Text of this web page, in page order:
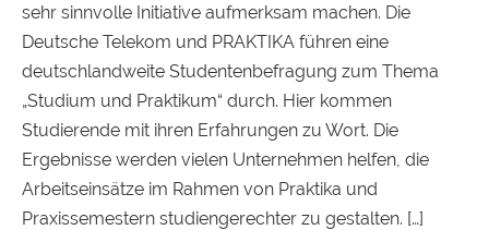
sehr sinnvolle Initiative aufmerksam machen. Die
Deutsche Telekom und PRAKTIKA führen eine
deutschlandweite Studentenbefragung zum Thema
„Studium und Praktikum“ durch. Hier kommen
Studierende mit ihren Erfahrungen zu Wort. Die
Ergebnisse werden vielen Unternehmen helfen, die
Arbeitseinsätze im Rahmen von Praktika und
Praxissemestern studiengerechter zu gestalten. […]